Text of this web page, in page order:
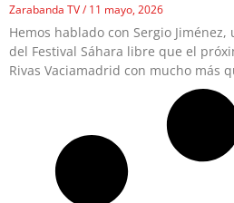
Zarabanda TV 11 mayo, 2026
Hemos hablado con Sergio
del Festival Sáhara libre que el
Rivas Vaciamadrid con mucho más